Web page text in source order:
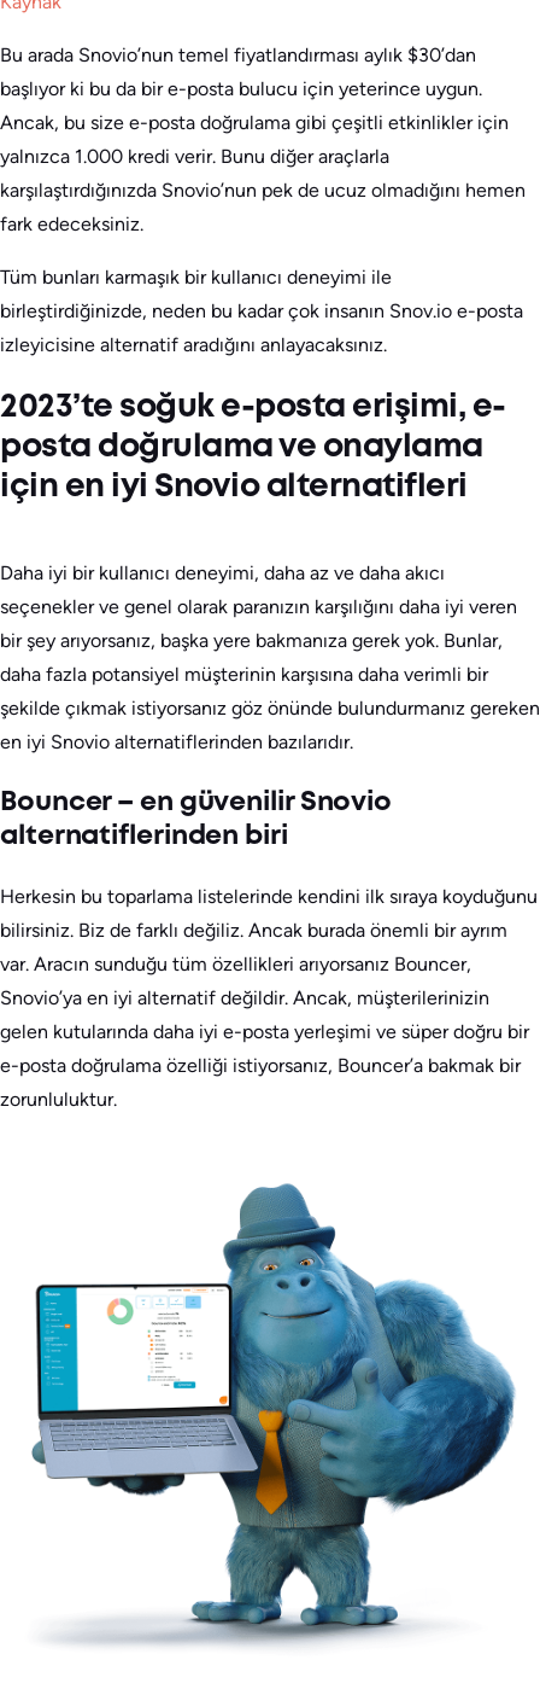
Bu arada Snovio’nun temel fiyatlandırması aylık $30’dan
başlıyor ki bu da bir e-posta bulucu için yeterince uygun.
Ancak, bu size e-posta doğrulama gibi çeşitli etkinlikler için
yalnızca 1.000 kredi verir. Bunu diğer araçlarla
karşılaştırdığınızda Snovio’nun pek de ucuz olmadığını hemen
fark edeceksiniz.
Tüm bunları karmaşık bir kullanıcı deneyimi ile
birleştirdiğinizde, neden bu kadar çok insanın Snov.io e-posta
izleyicisine alternatif aradığını anlayacaksınız.
2023’te soğuk e-posta erişimi, e-
posta doğrulama ve onaylama
için en iyi Snovio alternatifleri
Daha iyi bir kullanıcı deneyimi, daha az ve daha akıcı
seçenekler ve genel olarak paranızın karşılığını daha iyi veren
bir şey arıyorsanız, başka yere bakmanıza gerek yok. Bunlar,
daha fazla potansiyel müşterinin karşısına daha verimli bir
şekilde çıkmak istiyorsanız göz önünde bulundurmanız gereken
en iyi Snovio alternatiflerinden bazılarıdır.
Bouncer – en güvenilir Snovio
alternatiflerinden biri
Herkesin bu toparlama listelerinde kendini ilk sıraya koyduğunu
bilirsiniz. Biz de farklı değiliz. Ancak burada önemli bir ayrım
var. Aracın sunduğu tüm özellikleri arıyorsanız Bouncer,
Snovio’ya en iyi alternatif değildir. Ancak, müşterilerinizin
gelen kutularında daha iyi e-posta yerleşimi ve süper doğru bir
e-posta doğrulama özelliği istiyorsanız, Bouncer’a bakmak bir
zorunluluktur.